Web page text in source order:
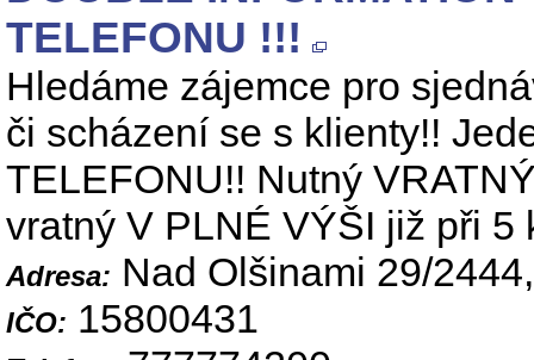
TELEFONU !!!
Hledáme zájemce pro
či scházení se s klienty!!
TELEFONU!! Nutný
vratný V PLNÉ VÝŠI již při
Adresa: Nad Olšinami 29/
IČO: 15800431